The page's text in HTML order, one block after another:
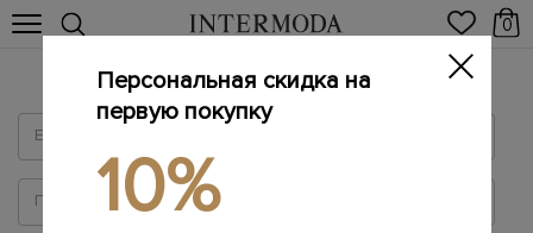
0
Войти
Персональная скидка на
первую покупку
10%